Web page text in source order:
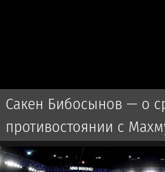
Сакен Бибосынов — о
противостоянии с
отборе на Азиатские